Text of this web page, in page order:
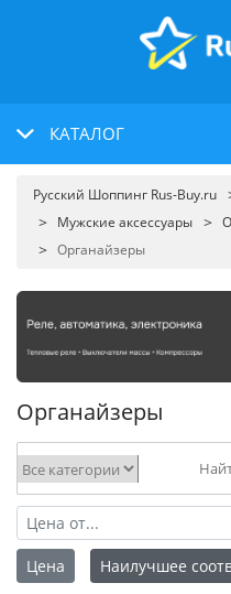
КАТАЛОГ
Русский Шоппинг Rus-Buy.ru
Мужские аксессуары
Органайзеры
Органайзеры
Цена Наилучшее